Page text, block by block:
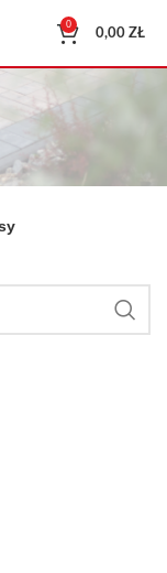
0
0,00ZŁ